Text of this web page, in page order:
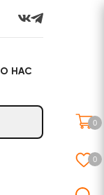
О НАС
0
0